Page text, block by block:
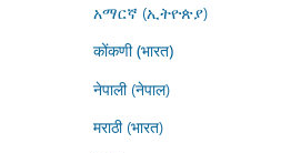
አማርኛ (ኢትዮጵያ)
कोंकणी (भारत)
नेपाली (नेपाल)
मराठी (भारत)